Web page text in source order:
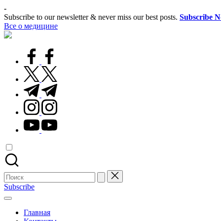
Перейти
к
содержимому
-
Subscribe to our newsletter & never miss our best posts. Subscribe
Все о медицине
Лечитесь
facebook.com
twitter.com
t.me
instagram.com
youtube.com
Поиск
для:
Subscribe
Главная